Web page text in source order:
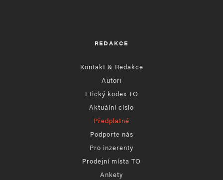
REDAKCE
Kontakt & Redakce
Autoři
Etický kodex TO
Aktuální číslo
Předplatné
Podpořte nás
Pro inzerenty
Prodejní místa TO
Ankety